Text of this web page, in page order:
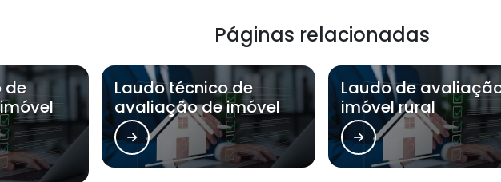
Páginas relacionadas
de
Laudo técnico de
avaliação de imóvel
Laudo de
imóvel rural